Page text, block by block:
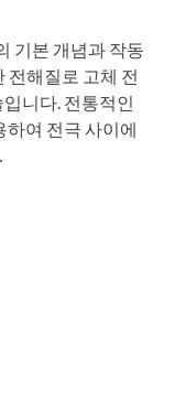
기본 개념과 작동
전해질로 고체 전
니다. 전통적인
하여 전극 사이에